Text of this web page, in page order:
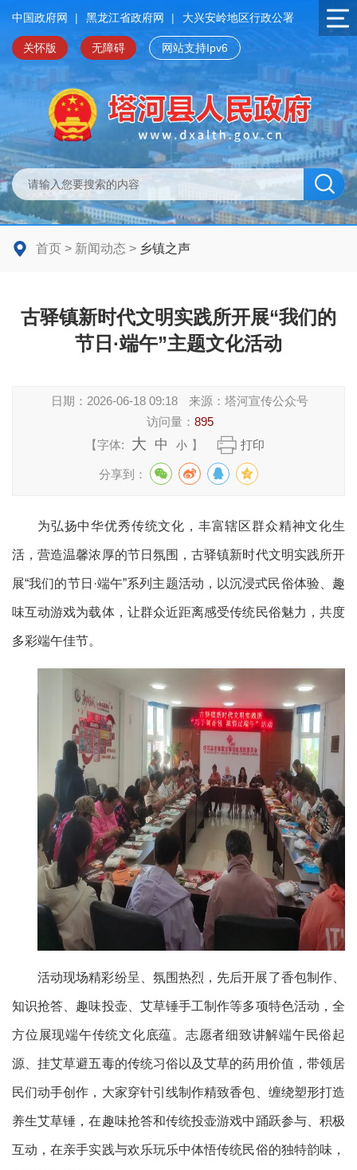
中国政府网 | 黑龙江省政府网 | 大兴安岭地区行政公署
关怀版 无障碍 网站支持Ipv6
首页 > 新闻动态 > 乡镇之声
古驿镇新时代文明实践所开展“我们的
节日·端午”主题文化活动
日期： 2026-06-18 09:18 来源：塔河宣传公众号
访问量： 895
【字体:
大 中 小 】 打印
分享到：
为弘扬中华优秀传统文化，丰富辖区群众精神文化生
活，营造温馨浓厚的节日氛围，古驿镇新时代文明实践所开
展“我们的节日·端午”系列主题活动，以沉浸式民俗体验、趣
味互动游戏为载体，让群众近距离感受传统民俗魅力，共度
多彩端午佳节。
活动现场精彩纷呈、氛围热烈，先后开展了香包制作、
知识抢答、趣味投壶、艾草锤手工制作等多项特色活动，全
方位展现端午传统文化底蕴。志愿者细致讲解端午民俗起
源、挂艾草避五毒的传统习俗以及艾草的药用价值，带领居
民们动手创作，大家穿针引线制作精致香包、缠绕塑形打造
养生艾草锤，在趣味抢答和传统投壶游戏中踊跃参与、积极
互动，在亲手实践与欢乐玩乐中体悟传统民俗的独特韵味，